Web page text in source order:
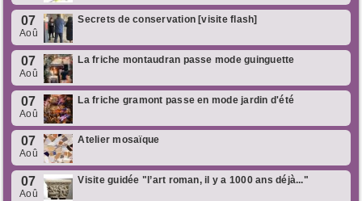
07
Aoû
Secrets de conservation [visite flash]
07
Aoû
La friche montaudran passe mode guinguette
07
Aoû
La friche gramont passe en mode jardin d'été
07
Aoû
Atelier mosaïque
07
Aoû
Visite guidée "l’art roman, il y a 1000 ans déjà..."